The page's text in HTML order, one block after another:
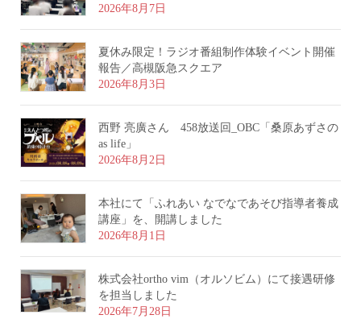
2026年8月7日
夏休み限定！ラジオ番組制作体験イベント開催
報告／高槻阪急スクエア
2026年8月3日
西野 亮廣さん 458放送回_OBC「桑原あずさの
as life」
2026年8月2日
本社にて「ふれあい なでなであそび指導者養成
講座」を、開講しました
2026年8月1日
株式会社ortho vim（オルソビム）にて接遇研修
を担当しました
2026年7月28日